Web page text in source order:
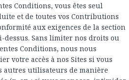
Conditions, vous êtes seul
et de toutes vos Contributions
aux exigences de la section
Sans limiter nos droits ou
Conditions, nous nous
votre accès à nos Sites si vous
autres utilisateurs de manière